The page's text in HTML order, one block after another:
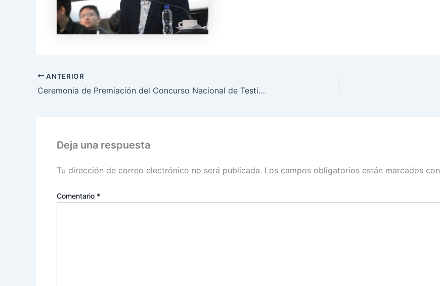
ANTERIOR
Ceremonia de Premiación del Concurso Nacional de Testimonios de la Ciudadanía sobre Elecciones en Contexto de Pandemia Proceso Electoral 2020-2021
Deja una respuesta
Tu dirección de correo electrónico no será publicada. Los campos obligatorios están marcados con
Comentario *